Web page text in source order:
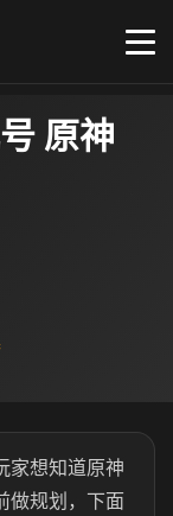
原神
家想知道原神
做规划，下面